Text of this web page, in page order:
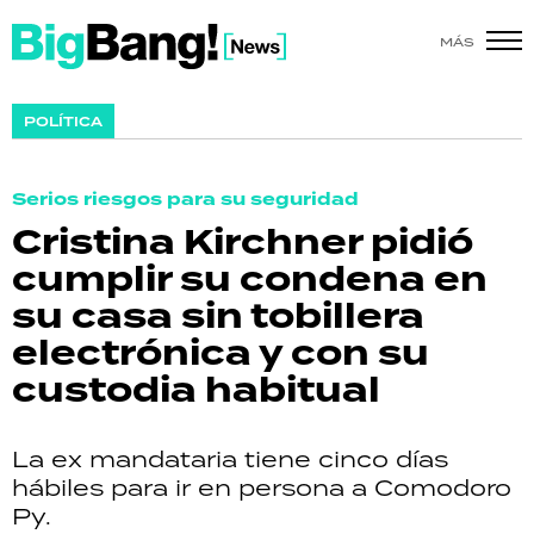
MÁS
POLÍTICA
Serios riesgos para su seguridad
Cristina Kirchner pidió
cumplir su condena en
su casa sin tobillera
electrónica y con su
custodia habitual
La ex mandataria tiene cinco días
hábiles para ir en persona a Comodoro
Py.
SHOW
ACTUALIDAD
POLICIALES
ECONOMÍA
GRAN HERMANO
SALUD
DEPORTES